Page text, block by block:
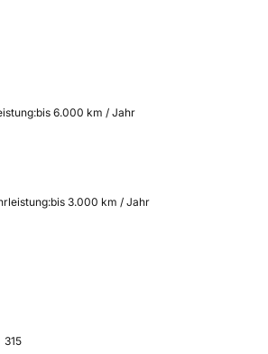
bis 6.000 km / Jahr
bis 3.000 km / Jahr
315